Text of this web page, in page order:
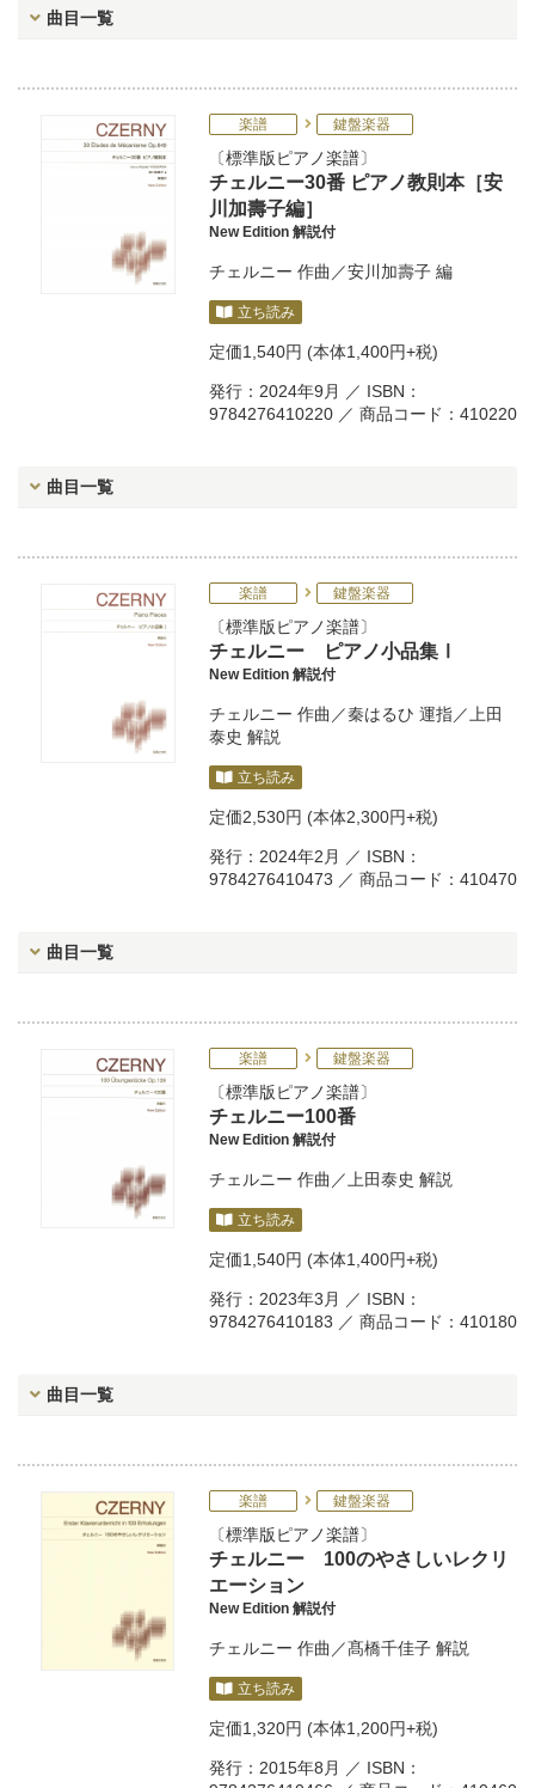
曲目一覧
楽譜 鍵盤楽器
標準版ピアノ楽譜
チェルニー30番 ピアノ教則本［安
川加壽子編］
New Edition 解説付
チェルニー 作曲／安川加壽子 編
立ち読み
定価1,540円 (本体1,400円+税)
発行：2024年9月 ／ ISBN：
9784276410220 ／ 商品コード：410220
曲目一覧
楽譜 鍵盤楽器
標準版ピアノ楽譜
チェルニー ピアノ小品集Ⅰ
New Edition 解説付
チェルニー 作曲／秦はるひ 運指／ 上田
泰史 解説
立ち読み
定価2,530円 (本体2,300円+税)
発行：2024年2月 ／ ISBN：
9784276410473 ／ 商品コード：410470
曲目一覧
楽譜 鍵盤楽器
標準版ピアノ楽譜
チェルニー100番
New Edition 解説付
チェルニー 作曲／ 上田泰史 解説
立ち読み
定価1,540円 (本体1,400円+税)
発行：2023年3月 ／ ISBN：
9784276410183 ／ 商品コード：410180
曲目一覧
楽譜 鍵盤楽器
標準版ピアノ楽譜
チェルニー 100のやさしいレクリ
エーション
New Edition 解説付
チェルニー 作曲／髙橋千佳子 解説
立ち読み
定価1,320円 (本体1,200円+税)
発行：2015年8月 ／ ISBN：